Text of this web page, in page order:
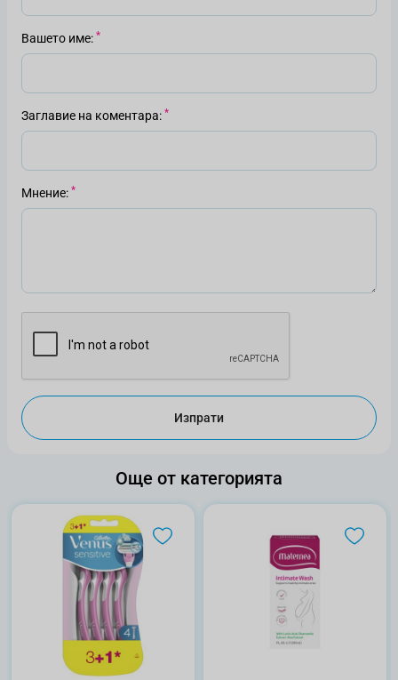
Вашето име
Заглавие на коментара
Мнение
Изпрати
Още от категорията